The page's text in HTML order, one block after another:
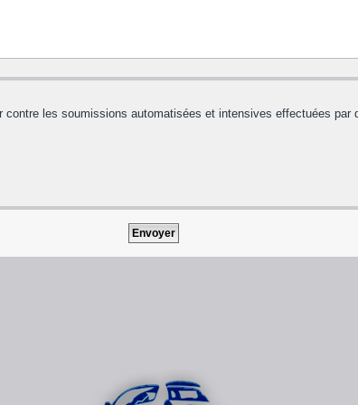
les soumissions automatisées et intensives effectuées par